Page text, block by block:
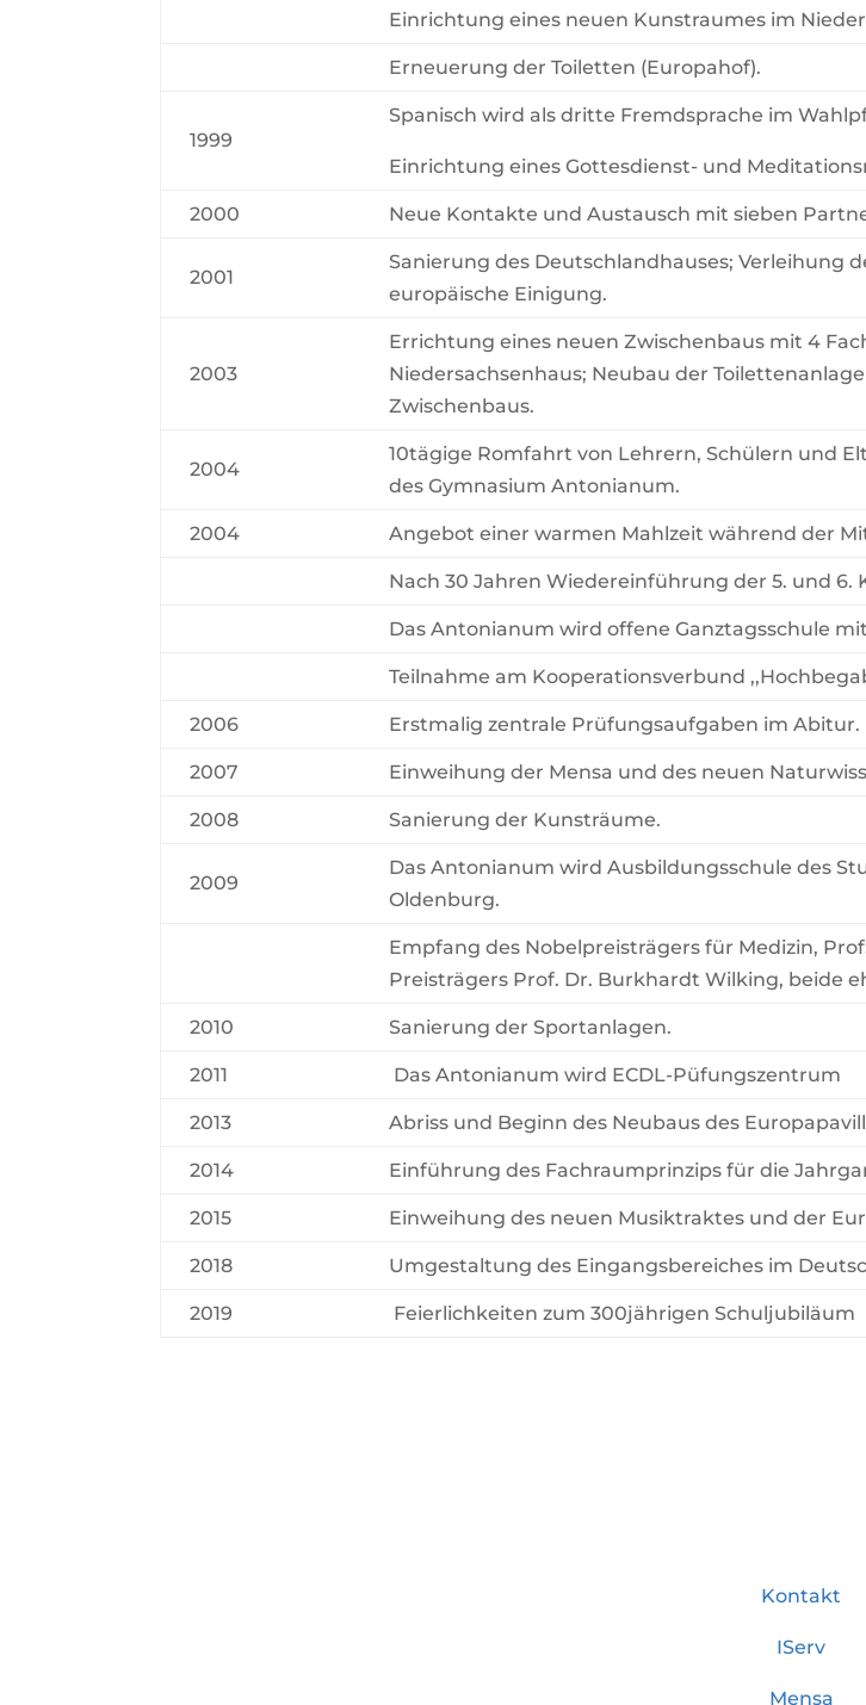
Einrichtung eines neuen Kunstraumes im
Erneuerung der Toiletten (Europahof).
1999
Spanisch wird als dritte Fremdsprache im
Einrichtung eines Gottesdienst- und
2000 Neue Kontakte und Austausch mit sieben
2001
Sanierung des Deutschlandhauses; Verleihung
europäische Einigung.
2003
Errichtung eines neuen Zwischenbaus mit 4
Niedersachsenhaus; Neubau der
Zwischenbaus.
2004
10tägige Romfahrt von Lehrern, Schülern und
des Gymnasium Antonianum.
2004 Angebot einer warmen Mahlzeit während der
Nach 30 Jahren Wiedereinführung der 5. und 6.
Das Antonianum wird offene Ganztagsschule
Teilnahme am Kooperationsverbund
2006 Erstmalig zentrale Prüfungsaufgaben im Abitur.
2007 Einweihung der Mensa und des neuen
2008 Sanierung der Kunsträume.
2009
Das Antonianum wird Ausbildungsschule des
Oldenburg.
Empfang des Nobelpreisträgers für Medizin,
Preisträgers Prof. Dr. Burkhardt Wilking, beide
2010 Sanierung der Sportanlagen.
2011 Das Antonianum wird ECDL-Püfungszentrum
2013 Abriss und Beginn des Neubaus des
2014 Einführung des Fachraumprinzips für die
2015 Einweihung des neuen Musiktraktes und der
2018 Umgestaltung des Eingangsbereiches im
2019 Feierlichkeiten zum 300jährigen Schuljubiläum
Kontakt
IServ
Mensa